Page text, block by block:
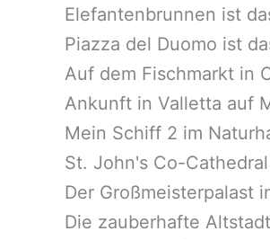
Elefantenbrunnen ist
Piazza del Duomo ist
Auf dem Fischmarkt in
Ankunft in Valletta auf
Mein Schiff 2 im
St. John's Co-
Der Großmeisterpalast
Die zauberhafte